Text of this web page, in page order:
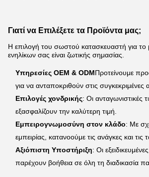
Γιατί να Επιλέξετε τα Προϊόντα μας;
Η επιλογή του σωστού κατασκευαστή για
ενηλίκων σας είναι ζωτικής σημασίας.
Υπηρεσίες OEM & ODMΠροτείνουμε
για να ανταποκριθούν στις συγκεκριμένες
Επιλογές χονδρικής: Οι ανταγωνιστικές
εξασφαλίζουν την καλύτερη τιμή.
Εμπειρογνωμοσύνη στον κλάδο: Με
εμπειρίας, κατανοούμε τις ανάγκες και τις
Αξιόπιστη Υποστήριξη: Οι
παρέχουν βοήθεια σε όλη τη διαδικασία